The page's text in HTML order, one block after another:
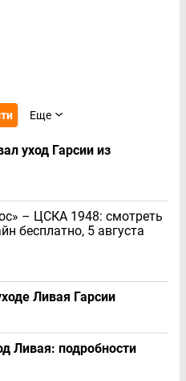
Еще
уход Гарсии из
– ЦСКА 1948: смотреть
бесплатно, 5 августа
Ливая Гарсии
Ливая: подробности